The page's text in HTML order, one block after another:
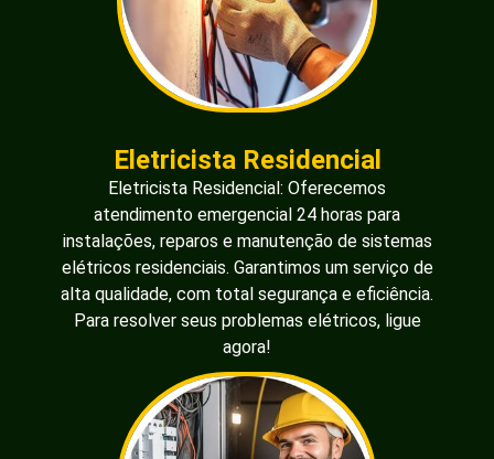
Eletricista Residencial
Eletricista Residencial: Oferecemos
atendimento emergencial 24 horas para
instalações, reparos e manutenção de sistemas
elétricos residenciais. Garantimos um serviço de
alta qualidade, com total segurança e eficiência.
Para resolver seus problemas elétricos, ligue
agora!